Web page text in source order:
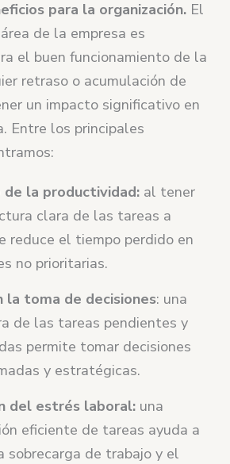
para la organización. El
de la empresa es
el buen funcionamiento de la
retraso o acumulación de
un impacto significativo en
Entre los principales
la productividad: al tener
clara de las tareas a
reduce el tiempo perdido en
no prioritarias.
la toma de decisiones: una
de las tareas pendientes y
permite tomar decisiones
y estratégicas.
del estrés laboral: una
eficiente de tareas ayuda a
sobrecarga de trabajo y el